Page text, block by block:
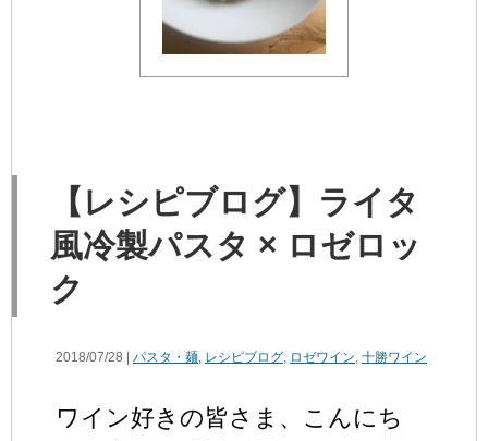
【レシピブログ】ライタ
風冷製パスタ × ロゼロッ
ク
2018/07/28 | パスタ・麺, レシピブログ, ロゼワイン, 十勝ワイン
ワイン好きの皆さま、こんにち